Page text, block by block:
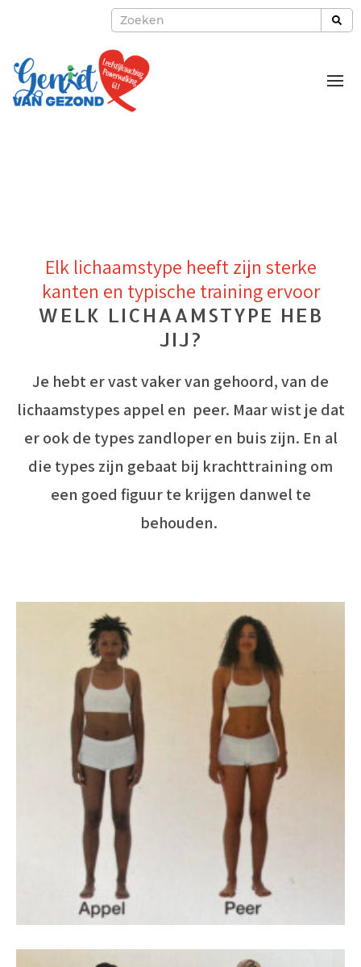
Leefstijlcoaching
Elk lichaamstype heeft zijn sterke
kanten en typische training ervoor
WELK LICHAAMSTYPE HEB
JIJ?
Je hebt er vast vaker van gehoord, van de
lichaamstypes appel en peer. Maar wist je dat
er ook de types zandloper en buis zijn. En al
die types zijn gebaat bij krachttraining om
een goed figuur te krijgen danwel te
behouden.